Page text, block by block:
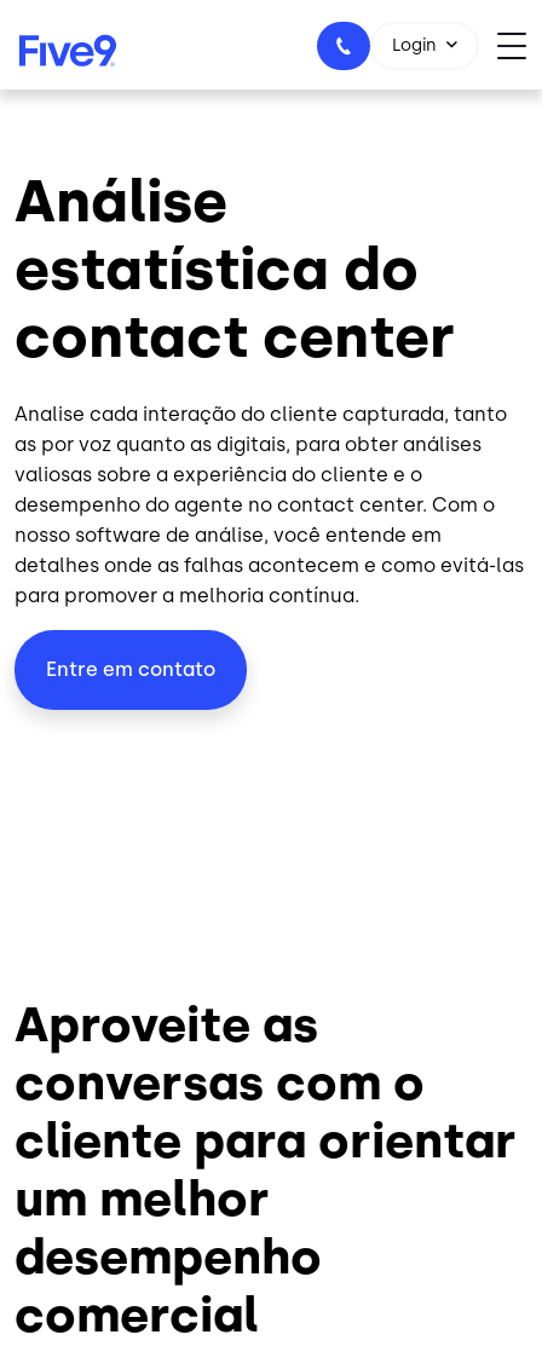
Login
Análise
estatística do
contact center
Analise cada interação do cliente capturada, tanto
as por voz quanto as digitais, para obter análises
valiosas sobre a experiência do cliente e o
desempenho do agente no contact center. Com o
nosso software de análise, você entende em
detalhes onde as falhas acontecem e como evitá-las
para promover a melhoria contínua.
Entre em contato
Aproveite as
conversas com o
cliente para orientar
um melhor
desempenho
comercial